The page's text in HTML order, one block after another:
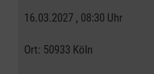
16.03.2027 , 08:30 Uhr
Ort: 50933 Köln